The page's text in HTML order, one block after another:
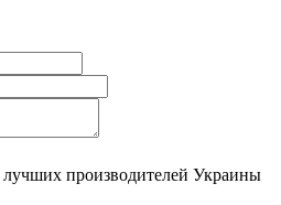
лучших производителей Украины